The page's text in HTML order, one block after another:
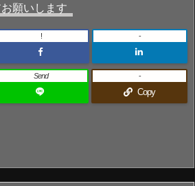
願いします
! -
Send
Copy
-